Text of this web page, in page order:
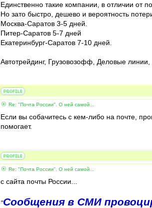
Единственно такие компании, в отличии от
Но зато быстро, дешево и вероятность
Москва-Саратов 3-5 дней.
Питер-Саратов 5-7 дней
Екатеринбург-Саратов 7-10 дней.
Автотрейдинг, Грузовозофф, Деловые
Re: "Почта России". О ней самой...
Если вы собачитесь с кем-либо на почте,
помогает.
Re: "Почта России". О ней самой...
с сайта почты России...
"Сообщения в СМИ